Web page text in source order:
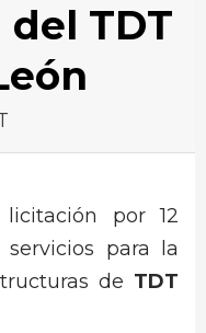
TDT
por 12
para la
de TDT